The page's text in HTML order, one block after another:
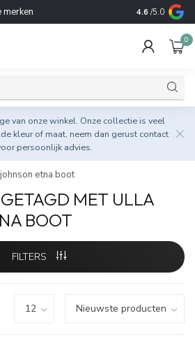
4.6 /5.0
0
van onze winkel. Onze collectie is veel
kleur of maat, neem dan gerust contact
persoonlijk advies.
etna boot
MET ULLA
BOOT
FILTERS